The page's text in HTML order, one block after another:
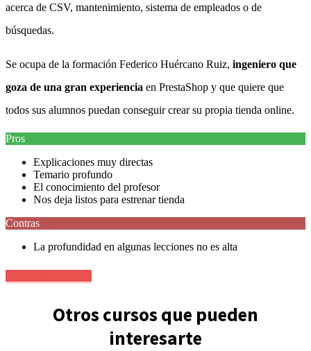
acerca de CSV, mantenimiento, sistema de empleados o de
búsquedas.
Se ocupa de la formación Federico Huércano Ruiz, ingeniero que
goza de una gran experiencia en PrestaShop y que quiere que
todos sus alumnos puedan conseguir crear su propia tienda online.
Pros
Explicaciones muy directas
Temario profundo
El conocimiento del profesor
Nos deja listos para estrenar tienda
Contras
La profundidad en algunas lecciones no es alta
Otros cursos que pueden
interesarte